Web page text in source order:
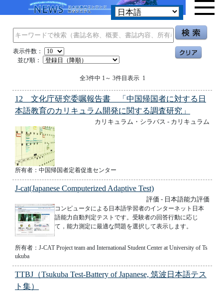
表示件数：
並び順：
全3件中 1～ 3件目表示 1
12 文化庁研究委嘱報告書 「中国帰国者に対する日
本語教育のカリキュラム開発に関する調査研究」
カリキュラム・シラバス - カリキュラム
所有者：中国帰国者定着促進センター
J-cat(Japanese Computerized Adaptive Test)
評価 - 日本語能力評価
コンピュータによる日本語学習者のインターネット日本
語能力自動判定テストです。受験者の回答行動に応じ
て，能力測定に最適な問題を選択して表示します。
所有者：J-CAT Project team and International Student Center at University of Ts
ukuba
TTBJ（Tsukuba Test-Battery of Japanese, 筑波日本語テス
ト集）